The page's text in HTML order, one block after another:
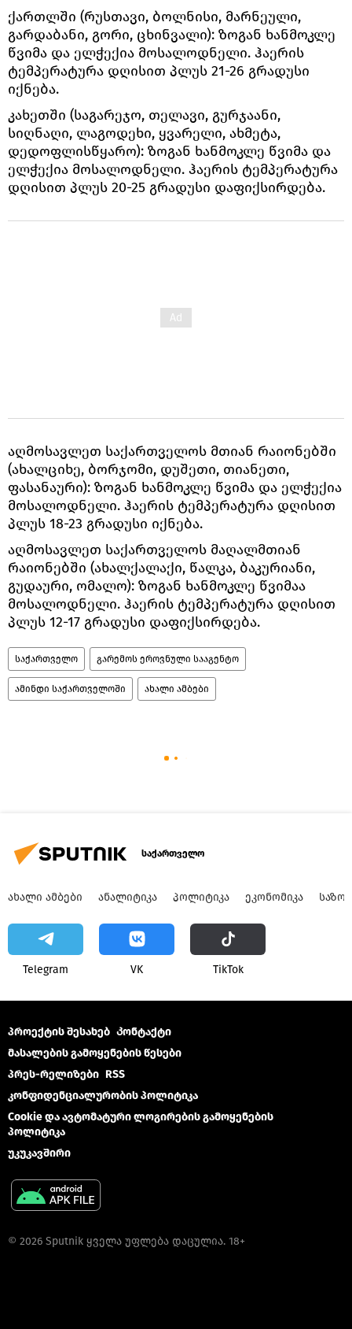
ქართლში (რუსთავი, ბოლნისი, მარნეული,
გარდაბანი, გორი, ცხინვალი): ზოგან ხანმოკლე
წვიმა და ელჭექია მოსალოდნელი. ჰაერის
ტემპერატურა დღისით პლუს 21-26 გრადუსი
იქნება.
კახეთში (საგარეჯო, თელავი, გურჯაანი,
სიღნაღი, ლაგოდეხი, ყვარელი, ახმეტა,
დედოფლისწყარო): ზოგან ხანმოკლე წვიმა და
ელჭექია მოსალოდნელი. ჰაერის ტემპერატურა
დღისით პლუს 20-25 გრადუსი დაფიქსირდება.
აღმოსავლეთ საქართველოს მთიან რაიონებში
(ახალციხე, ბორჯომი, დუშეთი, თიანეთი,
ფასანაური): ზოგან ხანმოკლე წვიმა და ელჭექია
მოსალოდნელი. ჰაერის ტემპერატურა დღისით
პლუს 18-23 გრადუსი იქნება.
აღმოსავლეთ საქართველოს მაღალმთიან
რაიონებში (ახალქალაქი, წალკა, ბაკურიანი,
გუდაური, ომალო): ზოგან ხანმოკლე წვიმაა
მოსალოდნელი. ჰაერის ტემპერატურა დღისით
პლუს 12-17 გრადუსი დაფიქსირდება.
საქართველო გარემოს ეროვნული სააგენტო
ამინდი საქართველოში ახალი ამბები
საქართველო
ᲐᲮᲐᲚᲘ ᲐᲛᲑᲔᲑᲘ ᲐᲜᲐᲚᲘᲢᲘᲙᲐ ᲞᲝᲚᲘᲢᲘᲙᲐ ᲔᲙᲝᲜᲝᲛᲘᲙᲐ
Telegram VK ТikТоk
პროექტის შესახებ Კონტაქტი
მასალების გამოყენების წესები
პრეს-რელიზები RSS
კონფიდენციალურობის პოლიტიკა
Cookie და ავტომატური ლოგირების გამოყენების
პოლიტიკა
უკუკავშირი
© 2026 Sputnik ყველა უფლება დაცულია. 18+